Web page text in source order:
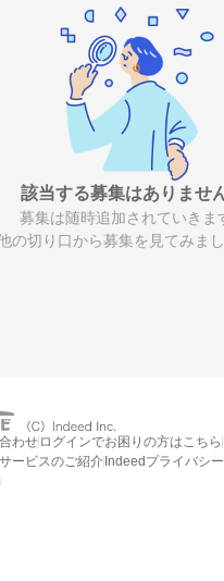
該当する募集はありません
募集は随時追加されていきま
の切り口から募集を見てみまし
わせ ログインでお困りの方はこちら
ービスのご紹介 Indeedプライバシ